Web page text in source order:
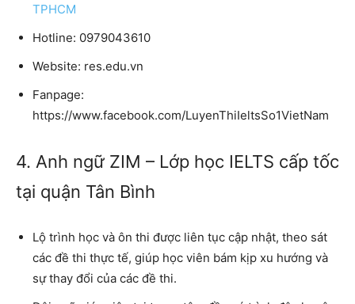
TPHCM
Hotline: 0979043610
Website: res.edu.vn
Fanpage:
https://www.facebook.com/LuyenThiIeltsSo1VietNam
4. Anh ngữ ZIM – Lớp học IELTS cấp tốc
tại quận Tân Bình
Lộ trình học và ôn thi được liên tục cập nhật, theo sát
các đề thi thực tế, giúp học viên bám kịp xu hướng và
sự thay đổi của các đề thi.